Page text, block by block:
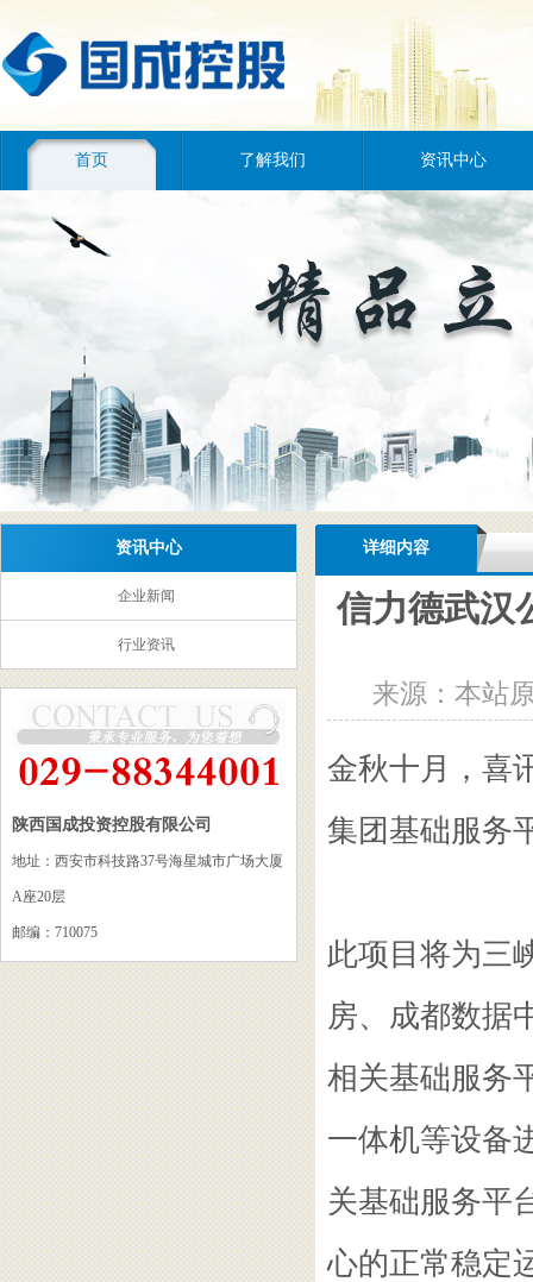
首页 了解我们 资讯中心
资讯中心
企业新闻
行业资讯
陕西国成投资控股有限公司
地址：西安市科技路37号海星城市广场大厦
A座20层
邮编：710075
详细内容
信力德武汉
来源：本站
金秋十月，喜
集团基础服务
此项目将为三
房、成都数据
相关基础服务
一体机等设备
关基础服务平
心的正常稳定